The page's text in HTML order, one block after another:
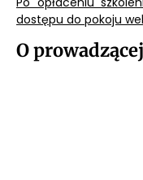
dostępu do pokoju
O